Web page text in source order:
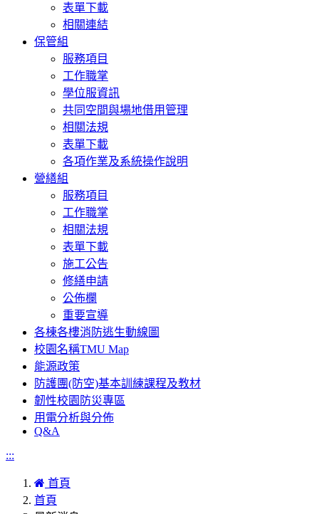
表單下載
相關連結
保管組
服務項目
工作職掌
學位服資訊
共同空間與場地借用管理
相關法規
表單下載
各項作業及系統操作說明
營繕組
服務項目
工作職掌
相關法規
表單下載
施工公告
修繕申請
公佈欄
重要宣導
各棟各樓消防逃生動線圖
校園名稱TMU Map
能源政策
防護團(防空)基本訓練課程及教材
韌性校園防災專區
用電分析與分佈
Q&A
:::
首頁
首頁